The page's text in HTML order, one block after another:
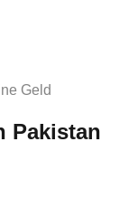
Geld
Pakistan